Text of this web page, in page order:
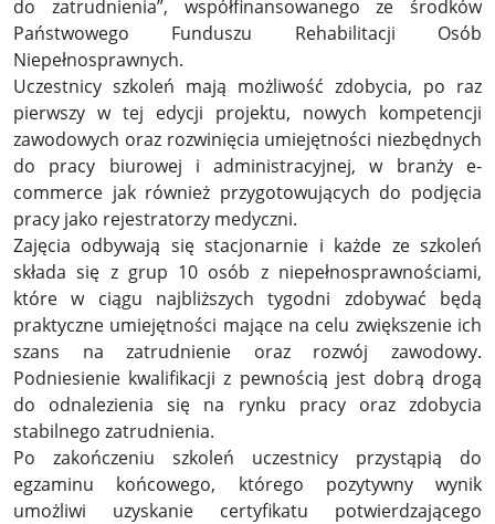
do zatrudnienia”, współfinansowanego ze środków
Państwowego Funduszu Rehabilitacji Osób
Niepełnosprawnych.
Uczestnicy szkoleń mają możliwość zdobycia, po raz
pierwszy w tej edycji projektu, nowych kompetencji
zawodowych oraz rozwinięcia umiejętności niezbędnych
do pracy biurowej i administracyjnej, w branży e-
commerce jak również przygotowujących do podjęcia
pracy jako rejestratorzy medyczni.
Zajęcia odbywają się stacjonarnie i każde ze szkoleń
składa się z grup 10 osób z niepełnosprawnościami,
które w ciągu najbliższych tygodni zdobywać będą
praktyczne umiejętności mające na celu zwiększenie ich
szans na zatrudnienie oraz rozwój zawodowy.
Podniesienie kwalifikacji z pewnością jest dobrą drogą
do odnalezienia się na rynku pracy oraz zdobycia
stabilnego zatrudnienia.
Po zakończeniu szkoleń uczestnicy przystąpią do
egzaminu końcowego, którego pozytywny wynik
umożliwi uzyskanie certyfikatu potwierdzającego